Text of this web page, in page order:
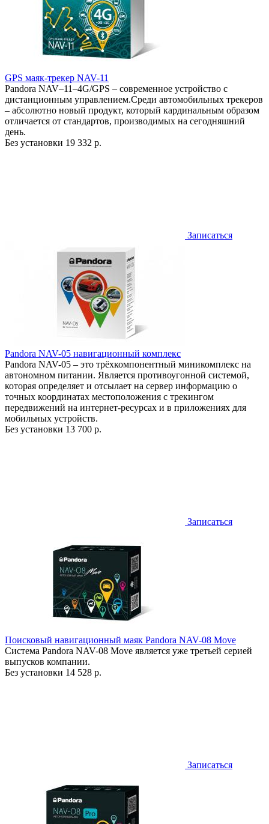
GPS маяк-трекер NAV-11
Pandora NAV–11–4G/GPS – современное устройство с
дистанционным управлением.Среди автомобильных трекеров
– абсолютно новый продукт, который кардинальным образом
отличается от стандартов, производимых на сегодняшний
день.
Без установки 19 332 р.
Записаться
Pandora NAV-05 навигационный комплекс
Pandora NAV-05 – это трёхкомпонентный миникомплекс на
автономном питании. Является противоугонной системой,
которая определяет и отсылает на сервер информацию о
точных координатах местоположения с трекингом
передвижений на интернет-ресурсах и в приложениях для
мобильных устройств.
Без установки 13 700 р.
Записаться
Поисковый навигационный маяк Pandora NAV-08 Move
Система Pandora NAV-08 Move является уже третьей серией
выпусков компании.
Без установки 14 528 р.
Записаться